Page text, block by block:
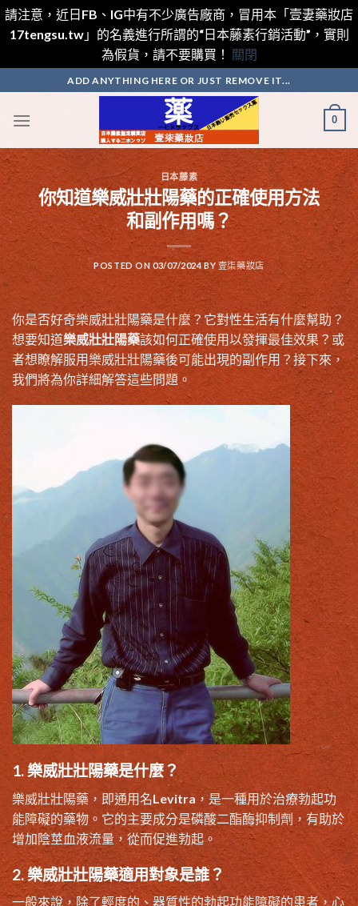
請注意，近日FB、IG中有不少廣告廠商，冒用本「壹妻藥妝店
17tengsu.tw」的名義進行所謂的“日本藤素行銷活動”，實則
為假貨，請不要購買！ 關閉
to
content
ADD ANYTHING HERE OR JUST REMOVE IT...
0
日本藤素
你知道樂威壯壯陽藥的正確使用方法
和副作用嗎？
POSTED ON 03/07/2024BY 壹柒藥妝店
你是否好奇樂威壯壯陽藥是什麼？它對性生活有什麼幫助？
想要知道樂威壯壯陽藥該如何正確使用以發揮最佳效果？或
者想瞭解服用樂威壯壯陽藥後可能出現的副作用？接下來，
我們將為你詳細解答這些問題。
1. 樂威壯壯陽藥是什麼？
樂威壯壯陽藥，即通用名Levitra，是一種用於治療勃起功
能障礙的藥物。它的主要成分是磷酸二酯酶抑制劑，有助於
增加陰莖血液流量，從而促進勃起。
2. 樂威壯壯陽藥適用對象是誰？
一般來說，除了輕度的、器質性的勃起功能障礙的患者，心